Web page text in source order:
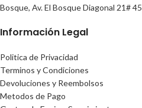
Bosque, Av. El Bosque Diagonal 21#
Información Legal
Politica de Privacidad
Terminos y Condiciones
Devoluciones y Reembolsos
Metodos de Pago